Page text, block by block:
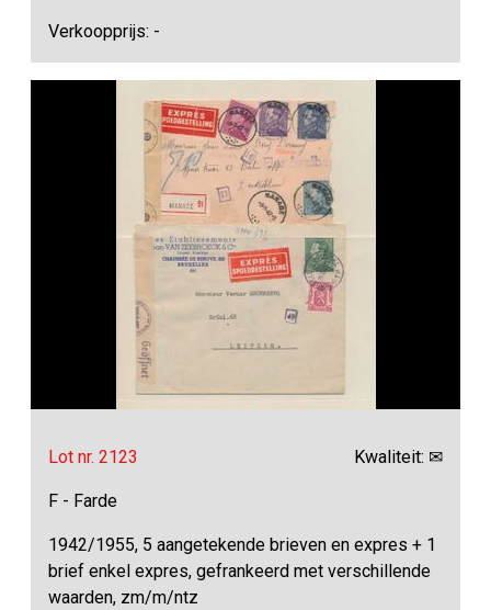
Verkoopprijs: -
Lot nr. 2123 Kwaliteit: ✉
F - Farde
1942/1955, 5 aangetekende brieven en expres + 1
brief enkel expres, gefrankeerd met verschillende
waarden, zm/m/ntz